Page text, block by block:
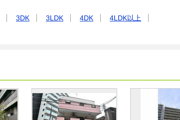
3DK 3LDK 4DK
4LDK以上